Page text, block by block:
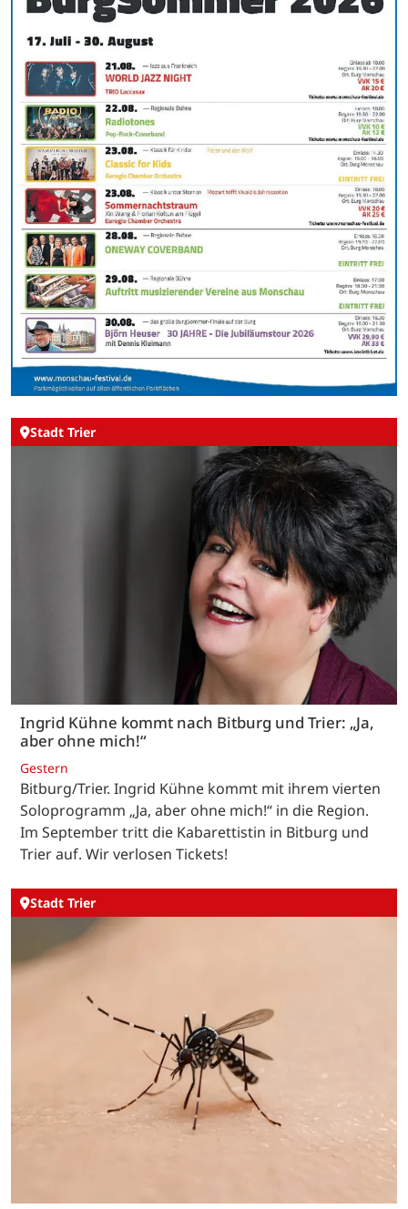
Stadt Trier
Ingrid Kühne kommt nach Bitburg und Trier: „Ja,
aber ohne mich!“
Gestern
Bitburg/Trier. Ingrid Kühne kommt mit ihrem vierten
Soloprogramm „Ja, aber ohne mich!“ in die Region.
Im September tritt die Kabarettistin in Bitburg und
Trier auf. Wir verlosen Tickets!
Stadt Trier